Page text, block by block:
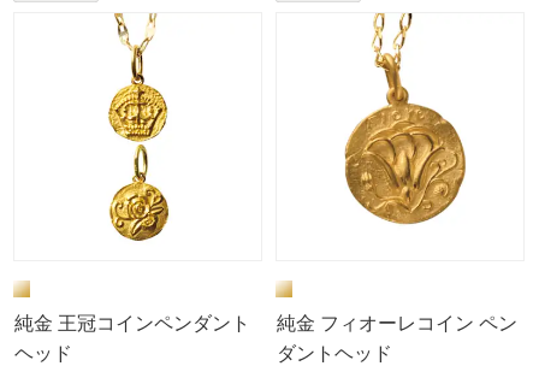
純金 王冠コインペンダント
ヘッド
純金 フィオーレコイン ペン
ダントヘッド